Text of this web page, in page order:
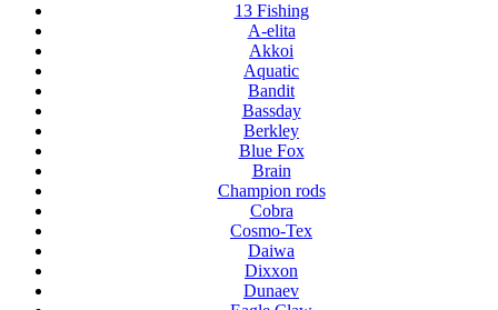
13 Fishing
A-elita
Akkoi
Aquatic
Bandit
Bassday
Berkley
Blue Fox
Brain
Champion rods
Cobra
Cosmo-Tex
Daiwa
Dixxon
Dunaev